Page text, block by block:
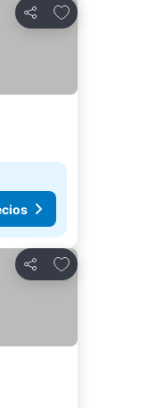
Compartir
Añadir a favoritos
Compartir
Añadir a favoritos